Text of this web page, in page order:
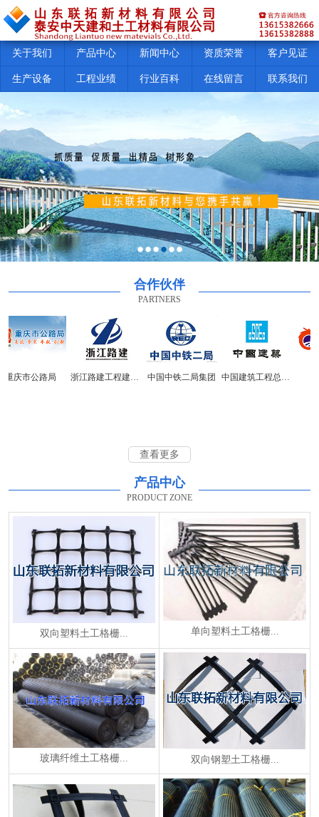
关于我们 产品中心 新闻中心 资质荣誉 客户见证
生产设备 工程业绩 行业百科 在线留言 联系我们
合作伙伴
PARTNERS
庆市公路局 浙江路建工程建设集团 中国中铁二局集团 中国建筑工程总公司
查看更多
产品中心
PRODUCT ZONE
双向塑料土工格栅... 单向塑料土工格栅...
玻璃纤维土工格栅... 双向钢塑土工格栅...